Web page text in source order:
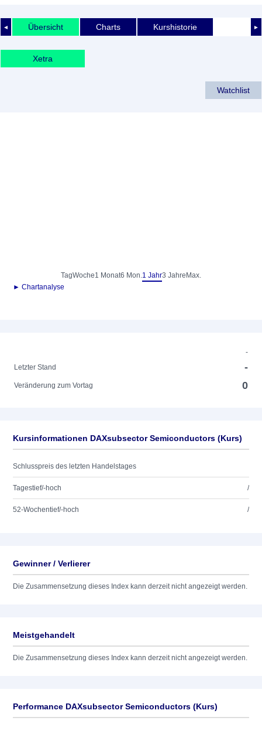
◄ ►
Übersicht Charts Kurshistorie
Xetra
Watchlist
TagWoche1 Monat6 Mon.1 Jahr3 Jahre Max.
► Chartanalyse
-
Letzter Stand
-
Veränderung zum Vortag 0
Kursinformationen DAXsubsector Semiconductors (Kurs)
Schlusspreis des letzten Handelstages
Tagestief/-hoch /
52-Wochentief/-hoch /
Gewinner / Verlierer
Die Zusammensetzung dieses Index kann derzeit nicht angezeigt werden.
Meistgehandelt
Die Zusammensetzung dieses Index kann derzeit nicht angezeigt werden.
Performance DAXsubsector Semiconductors (Kurs)